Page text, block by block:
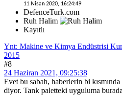
11 Nisan 2020, 16:24:49
DefenceTurk.com
Ruh Halim
Kayıtlı
Ynt: Makine ve Kimya Endüstrisi
2015
#8
24 Haziran 2021, 09:25:38
Evet bu sabah, haberlerin bi
diyor. Tank paletteki uyguluma